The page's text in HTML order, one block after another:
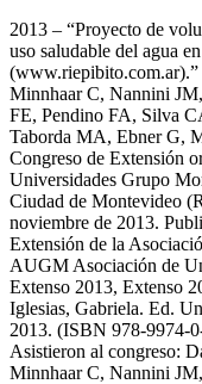
2013 – “Proyecto de
uso saludable del agua
Minnhaar C, Nannini
FE, Pendino FA, Silva
Taborda MA, Ebner G,
Congreso de Extensión
Universidades Grupo
Ciudad de Montevideo
noviembre de 2013.
Extensión de la
AUGM Asociación de
Extenso 2013, Extenso
Iglesias, Gabriela. Ed.
2013. (ISBN 978-9974-
Asistieron al congreso:
Minnhaar C, Nannini